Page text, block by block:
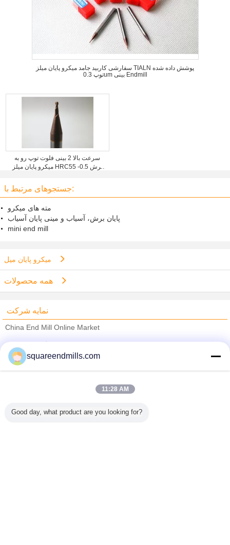
سفارشی کاربید جامد میکرو پایان میلز TIALN پوشش داده شده
توپ 0.3um بینی Endmill
سرعت بالا 2 بینی فلوت توپ رو به
میکرو پایان میلز HRC55 برش 0.5-
جستجوهای مرتبط با:
مته های میکرو
پایان برش، آسیاب و مینی پایان آسیاب
mini end mill
نمایه شرکت
China End Mill Online Market
Trust Seal
Verified Suplier
همه محصولات
squareendmills.com
11:28 AM
Good day, what product are you looking for?